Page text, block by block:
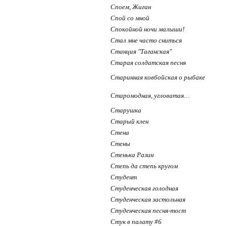
Споем, Жиган
Спой со мной
Спокойной ночи малыши!
Стал мне часто сниться
Станция "Таганская"
Старая солдатская песня
Старинная ковбойская о рыбаке
Старомодная, угловатая…
Старушка
Старый клен
Стена
Стены
Стенька Разин
Степь да степь кругом
Студент
Студенческая голодная
Студенческая застольная
Студенческая песня-тост
Стук в палату #6